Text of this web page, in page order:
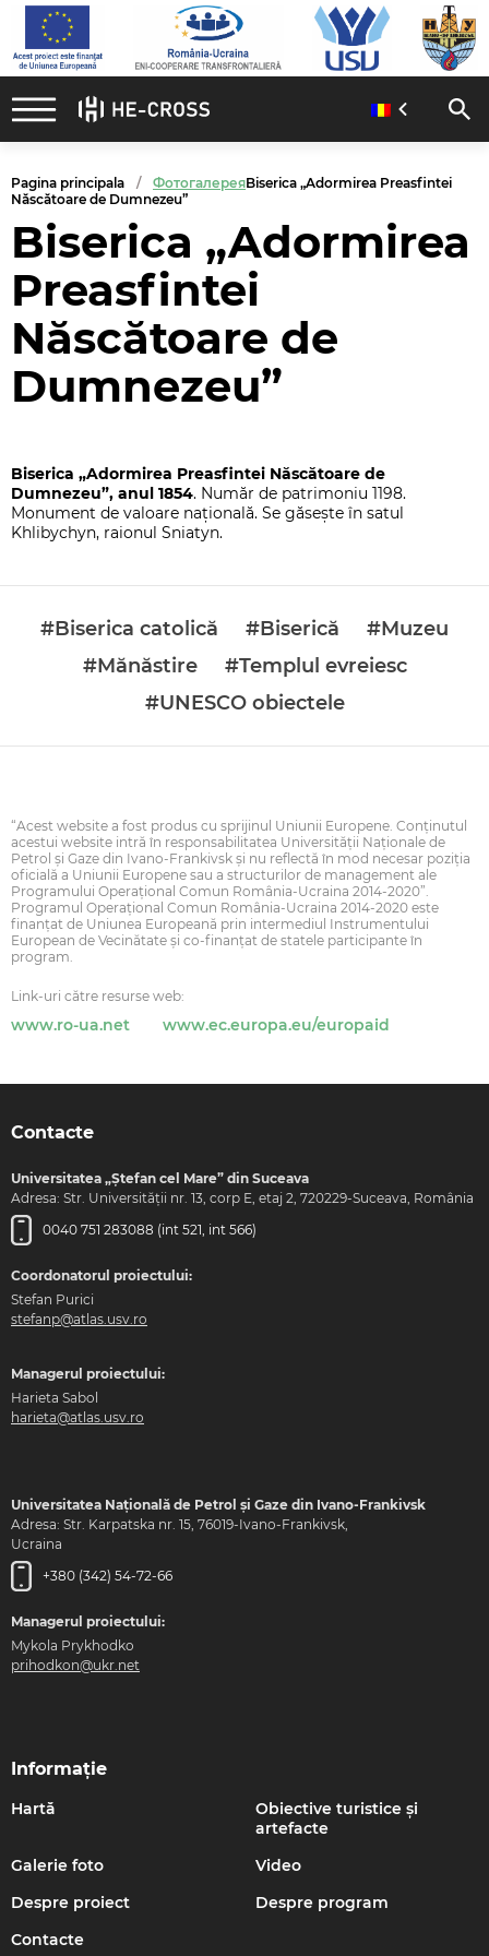
Pagina principala ФотогалереяBiserica „Adormirea Preasfintei
Născătoare de Dumnezeu”
Biserica „Adormirea
Preasfintei
Născătoare de
Dumnezeu”
Biserica „Adormirea Preasfintei Născătoare de
Dumnezeu”, anul 1854. Număr de patrimoniu 1198.
Monument de valoare națională. Se găseşte în satul
Khlibychyn, raionul Sniatyn.
#Biserica catolică #Biserică
#Muzeu
#Mănăstire
#Templul evreiesc
#UNESCO obiectele
“Acest website a fost produs cu sprijinul Uniunii Europene. Conţinutul
acestui website intră în responsabilitatea Universității Naționale de
Petrol și Gaze din Ivano-Frankivsk şi nu reflectă în mod necesar poziţia
oficială a Uniunii Europene sau a structurilor de management ale
Programului Operaţional Comun România-Ucraina 2014-2020”.
Programul Operaţional Comun România-Ucraina 2014-2020 este
finanţat de Uniunea Europeană prin intermediul Instrumentului
European de Vecinătate şi co-finanţat de statele participante în
program.
Link-uri către resurse web:
www.ro-ua.net www.ec.europa.eu/europaid
Contacte
Universitatea „Ștefan cel Mare” din Suceava
Adresa: Str. Universității nr. 13, corp E, etaj 2, 720229-Suceava, România
0040 751 283088 (int 521, int 566)
Coordonatorul proiectului:
Stefan Purici
stefanp@atlas.usv.ro
Managerul proiectului:
Harieta Sabol
harieta@atlas.usv.ro
Universitatea Națională de Petrol și Gaze din Ivano-Frankivsk
Adresa: Str. Karpatska nr. 15, 76019-Ivano-Frankivsk,
Ucraina
+380 (342) 54-72-66
Managerul proiectului:
Mykola Prykhodko
prihodkon@ukr.net
Informație
Hartă
Obiective turistice și
artefacte
Galerie foto
Video
Despre proiect
Despre program
Contacte